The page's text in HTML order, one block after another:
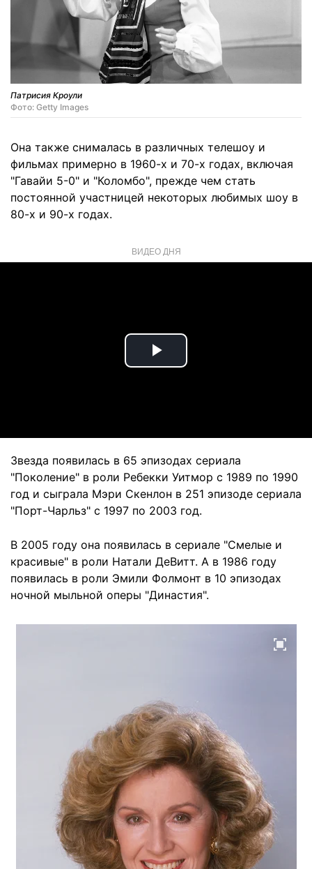
Патрисия Кроули
Фото: Getty Images
Она также снималась в различных телешоу и
фильмах примерно в 1960-х и 70-х годах, включая
"Гавайи 5-0" и "Коломбо", прежде чем стать
постоянной участницей некоторых любимых шоу в
80-х и 90-х годах.
ВИДЕО ДНЯ
Play
Звезда появилась в 65 эпизодах сериала
"Поколение" в роли Ребекки Уитмор с 1989 по 1990
год и сыграла Мэри Скенлон в 251 эпизоде сериала
"Порт-Чарльз" с 1997 по 2003 год.
В 2005 году она появилась в сериале "Смелые и
красивые" в роли Натали ДеВитт. А в 1986 году
появилась в роли Эмили Фолмонт в 10 эпизодах
ночной мыльной оперы "Династия".